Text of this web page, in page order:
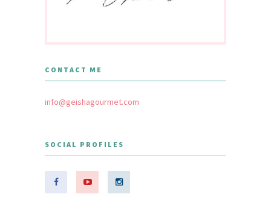
CONTACT ME
info@geishagourmet.com
SOCIAL PROFILES